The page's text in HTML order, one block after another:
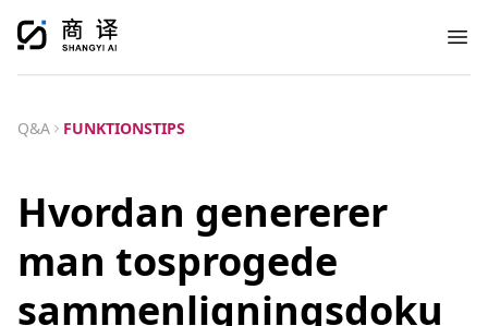
Q&A FUNKTIONSTIPS
Hvordan genererer
man tosprogede
sammenligningsdoku